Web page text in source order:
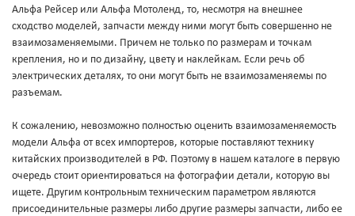
Альфа Рейсер или Альфа Мотоленд, то, несмотря на внешнее
сходство моделей, запчасти между ними могут быть совершенно не
взаимозаменяемыми. Причем не только по размерам и точкам
крепления, но и по дизайну, цвету и наклейкам. Если речь об
электрических деталях, то они могут быть не взаимозаменяемы по
разъемам.
К сожалению, невозможно полностью оценить взаимозаменяемость
модели Альфа от всех импортеров, которые поставляют технику
китайских производителей в РФ. Поэтому в нашем каталоге в первую
очередь стоит ориентироваться на фотографии детали, которую вы
ищете. Другим контрольным техническим параметром являются
присоединительные размеры либо другие размеры запчасти, либо ее